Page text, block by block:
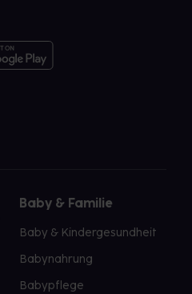
Baby & Familie
Baby & Kindergesundheit
Babynahrung
Babypflege